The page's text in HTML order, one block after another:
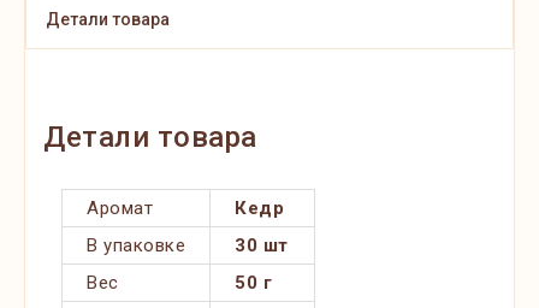
Детали товара
Детали товара
Аромат
Кедр
В упаковке
30 шт
Вес
50 г